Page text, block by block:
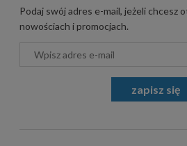
Podaj swój adres e-mail, jeżeli chcesz
nowościach i promocjach.
zapisz się